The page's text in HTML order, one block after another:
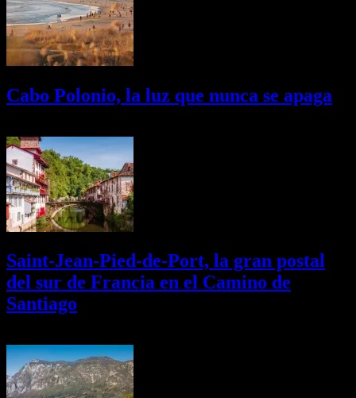
Cabo Polonio, la luz que nunca se apaga
Saint-Jean-Pied-de-Port, la gran postal
del sur de Francia en el Camino de
Santiago